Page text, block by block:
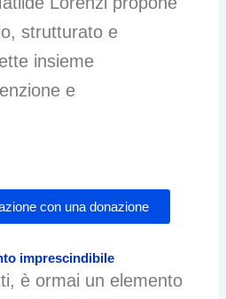
strutturato e
insieme
e
con una donazione
imprescindibile
è ormai un elemento